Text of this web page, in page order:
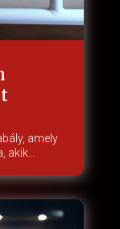
amely
akik…